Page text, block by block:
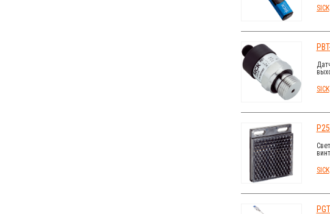
SICK
SICK
SICK